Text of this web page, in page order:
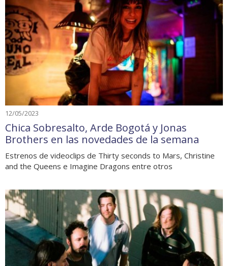
12/05/2023
Chica Sobresalto, Arde Bogotá y Jonas
Brothers en las novedades de la semana
Estrenos de videoclips de Thirty seconds to Mars, Christine
and the Queens e Imagine Dragons entre otros